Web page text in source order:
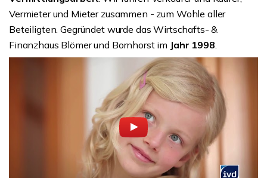
Vermieter und Mieter zusammen - zum Wohle aller
Beteiligten. Gegründet wurde das Wirtschafts- &
Finanzhaus Blömer und Bornhorst im Jahr 1998.